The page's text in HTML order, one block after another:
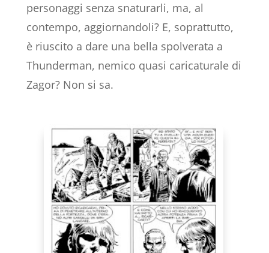
personaggi senza snaturarli, ma, al
contempo, aggiornandoli? E, soprattutto,
è riuscito a dare una bella spolverata a
Thunderman, nemico quasi caricaturale di
Zagor? Non si sa.